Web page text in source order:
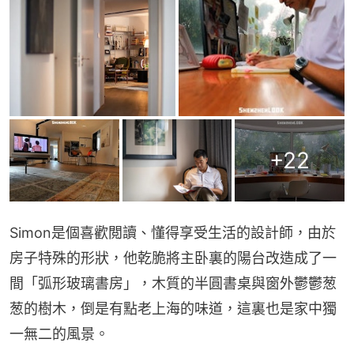
+22
Simon是個喜歡閲讀、懂得享受生活的設計師，由於
房子特殊的形狀，他乾脆將主卧裏的陽台改造成了一
間「弧形玻璃書房」，木質的半圓書桌與窗外鬱鬱葱
葱的樹木，倒是有點老上海的味道，這裏也是家中獨
一無二的風景。